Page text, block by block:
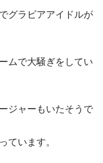
グラビアアイドルが
ムで大騒ぎをしてい
ジャーもいたそうで
ています。